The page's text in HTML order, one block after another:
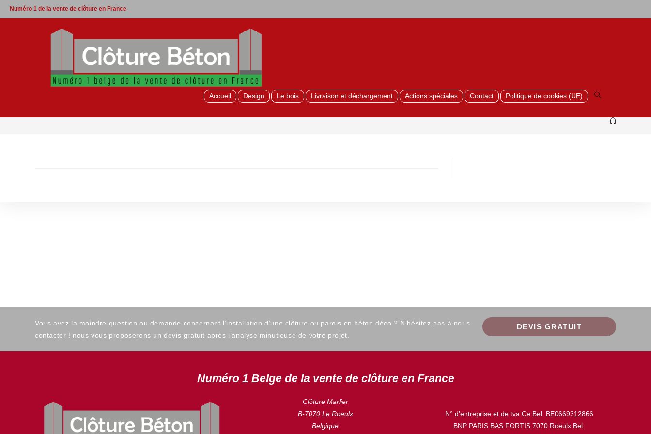
Skip
to
Numéro 1 de la vente de clôture en France
Accueil Design Le bois Livraison et déchargement Actions spéciales Contact Politique de cookies (UE)
Toggle
website
search
Vous avez la moindre question ou demande concernant l’installation d’une clôture ou parois en béton déco ? N’hésitez pas à nous
contacter ! nous vous proposerons un devis gratuit après l’analyse minutieuse de votre projet.
DEVIS GRATUIT
Numéro 1 Belge de la vente de clôture en France
Clôture Marlier
B-7070 Le Roeulx
Belgique
N° d’entreprise et de tva Ce Bel. BE0669312866
BNP PARIS BAS FORTIS 7070 Roeulx Bel.